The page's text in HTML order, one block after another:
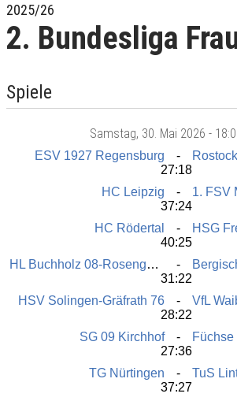
2025/26
2. Bundesliga
Spiele
Samstag, 30. Mai 2026 -
ESV 1927 Regensburg
27:18
HC Leipzig
1. FSV
37:24
HC Rödertal
HSG
40:25
HL Buchholz 08-Rosengarten
31:22
HSV Solingen-Gräfrath 76
VfL
28:22
SG 09 Kirchhof
27:36
TG Nürtingen
TuS
37:27